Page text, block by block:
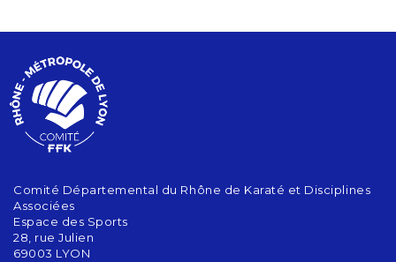
Comité Départemental du Rhône de Karaté et Disciplines
Associées
Espace des Sports
28, rue Julien
69003 LYON